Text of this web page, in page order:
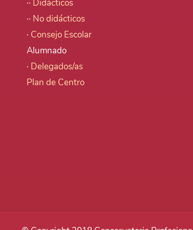
·· Didácticos
·· No didácticos
· Consejo Escolar
Alumnado
· Delegados/as
Plan de Centro